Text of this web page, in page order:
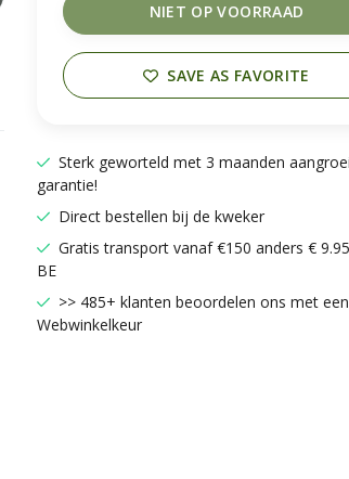
NIET OP VOORRAAD
SAVE AS FAVORITE
Sterk geworteld met 3 maanden aangroei
garantie!
Direct bestellen bij de kweker
Gratis transport vanaf €150 anders €
BE
>> 485+ klanten beoordelen ons met
Webwinkelkeur